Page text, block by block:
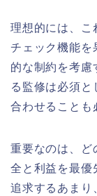
理想的には、こ
チェック機能を
的な制約を考慮
る監修は必須と
合わせることも
重要なのは、ど
全と利益を最優
追求するあまり